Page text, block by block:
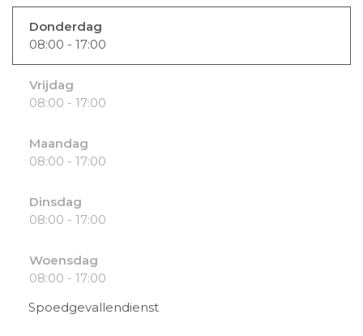
Donderdag
08:00 - 17:00
Vrijdag
08:00 - 17:00
Maandag
08:00 - 17:00
Dinsdag
08:00 - 17:00
Woensdag
08:00 - 17:00
Spoedgevallendienst